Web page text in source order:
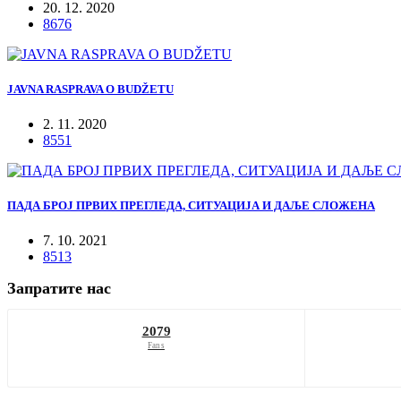
20. 12. 2020
8676
JAVNA RASPRAVA O BUDŽETU
2. 11. 2020
8551
ПАДА БРОЈ ПРВИХ ПРЕГЛЕДА, СИТУАЦИЈА И ДАЉЕ СЛОЖЕНА
7. 10. 2021
8513
Запратите нас
2079
Fans